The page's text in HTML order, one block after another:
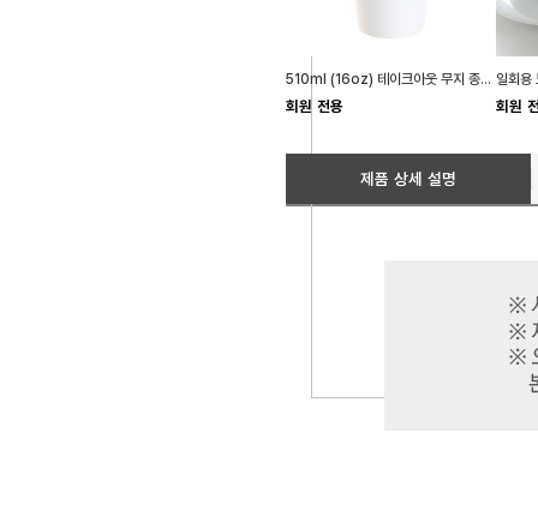
510ml (16oz) 테이크아웃 무지 종이컵 100개 일회용
회원 전용 회원
제품 상세 설명